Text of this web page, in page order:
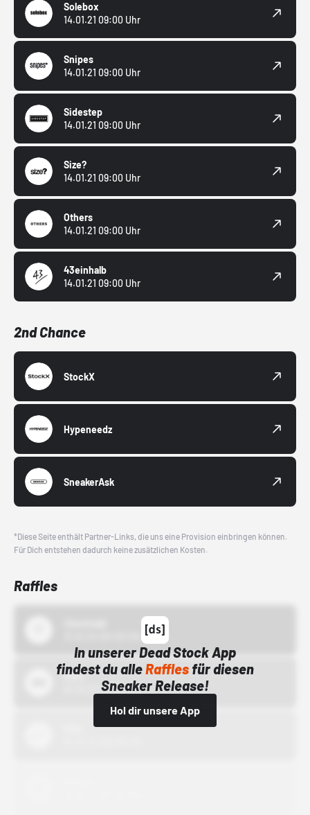
Solebox
14.01.21 09:00 Uhr
Snipes
14.01.21 09:00 Uhr
Sidestep
14.01.21 09:00 Uhr
Size?
14.01.21 09:00 Uhr
Others
14.01.21 09:00 Uhr
43einhalb
14.01.21 09:00 Uhr
2nd Chance
StockX
Hypeneedz
SneakerAsk
*Diese Seite enthält Partner-Links, die uns eine Provision einbringen können.
Für Dich entstehen dadurch keine zusätzlichen Kosten.
Raffles
In unserer Dead Stock App
findest du alleRafflesfür diesen
Sneaker Release!
Hol dir unsere App
Bstn
01.10.22 00:00 Uhr